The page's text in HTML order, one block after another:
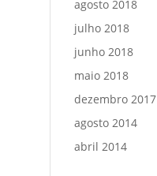
agosto 2018
julho 2018
junho 2018
maio 2018
dezembro 2017
agosto 2014
abril 2014